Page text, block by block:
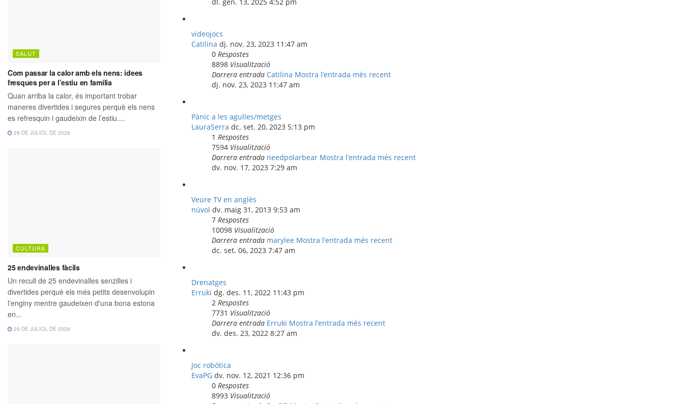
videojocs
Catilina dj. nov. 23, 2023 11:47 am
0 Respostes
8898 Visualització
Darrera entrada Catilina Mostra l’entrada més recent
dj. nov. 23, 2023 11:47 am
Pànic a les agulles/metges
LauraSerra dc. set. 20, 2023 5:13 pm
1 Respostes
7594 Visualització
Darrera entrada needpolarbear Mostra l’entrada més recent
dv. nov. 17, 2023 7:29 am
Veure TV en anglès
núvol dv. maig 31, 2013 9:53 am
7 Respostes
10098 Visualització
Darrera entrada marylee Mostra l’entrada més recent
dc. set. 06, 2023 7:47 am
Drenatges
Erruki dg. des. 11, 2022 11:43 pm
2 Respostes
7731 Visualització
Darrera entrada Erruki Mostra l’entrada més recent
dv. des. 23, 2022 8:27 am
Joc robótica
EvaPG dv. nov. 12, 2021 12:36 pm
0 Respostes
8993 Visualització